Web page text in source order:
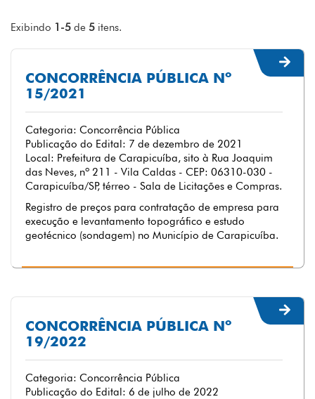
Exibindo 1-5 de 5 itens.
CONCORRÊNCIA PÚBLICA Nº
15/2021
Categoria: Concorrência Pública
Publicação do Edital: 7 de dezembro de 2021
Local: Prefeitura de Carapicuíba, sito à Rua Joaquim
das Neves, nº 211 - Vila Caldas - CEP: 06310-030 -
Carapicuíba/SP, térreo - Sala de Licitações e Compras.
Registro de preços para contratação de empresa para
execução e levantamento topográfico e estudo
geotécnico (sondagem) no Município de Carapicuíba.
CONCORRÊNCIA PÚBLICA Nº
19/2022
Categoria: Concorrência Pública
Publicação do Edital: 6 de julho de 2022